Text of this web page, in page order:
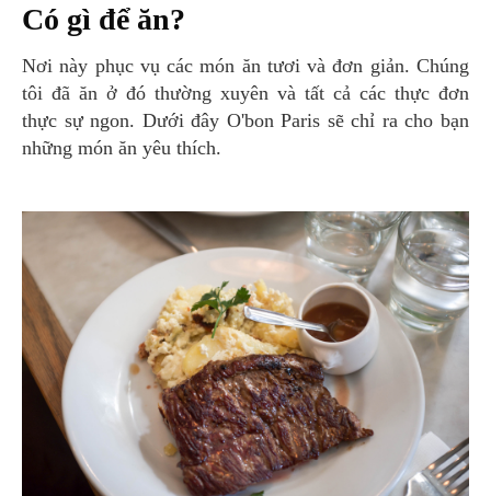
Có gì để ăn?
Nơi này phục vụ các món ăn tươi và đơn giản. Chúng
tôi đã ăn ở đó thường xuyên và tất cả các thực đơn
thực sự ngon. Dưới đây O'bon Paris sẽ chỉ ra cho bạn
những món ăn yêu thích.